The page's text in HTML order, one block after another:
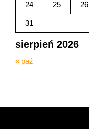
sierpień 2026
24 25 26
31
« paź